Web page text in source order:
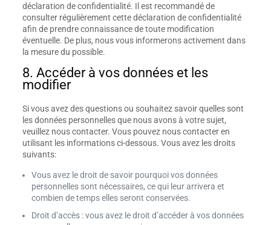
déclaration de confidentialité. Il est recommandé de
consulter régulièrement cette déclaration de confidentialité
afin de prendre connaissance de toute modification
éventuelle. De plus, nous vous informerons activement dans
la mesure du possible.
8. Accéder à vos données et les
modifier
Si vous avez des questions ou souhaitez savoir quelles sont
les données personnelles que nous avons à votre sujet,
veuillez nous contacter. Vous pouvez nous contacter en
utilisant les informations ci-dessous. Vous avez les droits
suivants:
Vous avez le droit de savoir pourquoi vos données
personnelles sont nécessaires, ce qui leur arrivera et
combien de temps elles seront conservées.
Droit d’accès : vous avez le droit d’accéder à vos données